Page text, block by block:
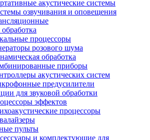
акустические системы
озвучивания и оповещения
обработка
процессоры
розового шума
обработка
приборы
акустических систем
предусилители
для звуковой обработки
эффектов
процессоры
пульты
и комплектующие для